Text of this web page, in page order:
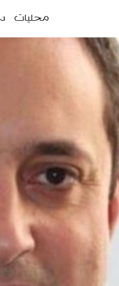
الرئيسية
محليات